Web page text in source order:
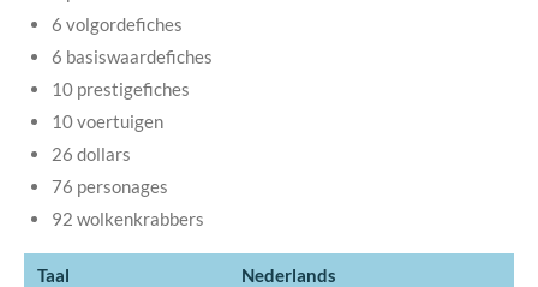
6 volgordefiches
6 basiswaardefiches
10 prestigefiches
10 voertuigen
26 dollars
76 personages
92 wolkenkrabbers
Taal
Nederlands